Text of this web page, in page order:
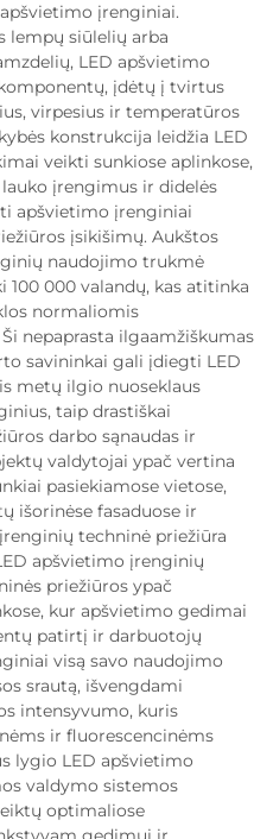
įrenginiai.
lempų siūlelių arba
LED apšvietimo
įdėtų į tvirtus
virpesius ir temperatūros
konstrukcija leidžia LED
veikti sunkiose aplinkose,
įrengimus ir didelės
apšvietimo įrenginiai
įsikišimų. Aukštos
naudojimo trukmė
100 000 valandų, kas atitinka
normaliomis
nepaprasta ilgaamžiškumas
savininkai gali įdiegti LED
metų ilgio nuoseklaus
taip drastiškai
darbo sąnaudas ir
valdytojai ypač vertina
pasiekiamose vietose,
išorinėse fasaduose ir
techninė priežiūra
apšvietimo įrenginių
priežiūros ypač
kur apšvietimo gedimai
patirtį ir darbuotojų
visą savo naudojimo
srautą, išvengdami
intensyvumo, kuris
ir fluorescencinėms
lygio LED apšvietimo
valdymo sistemos
optimaliose